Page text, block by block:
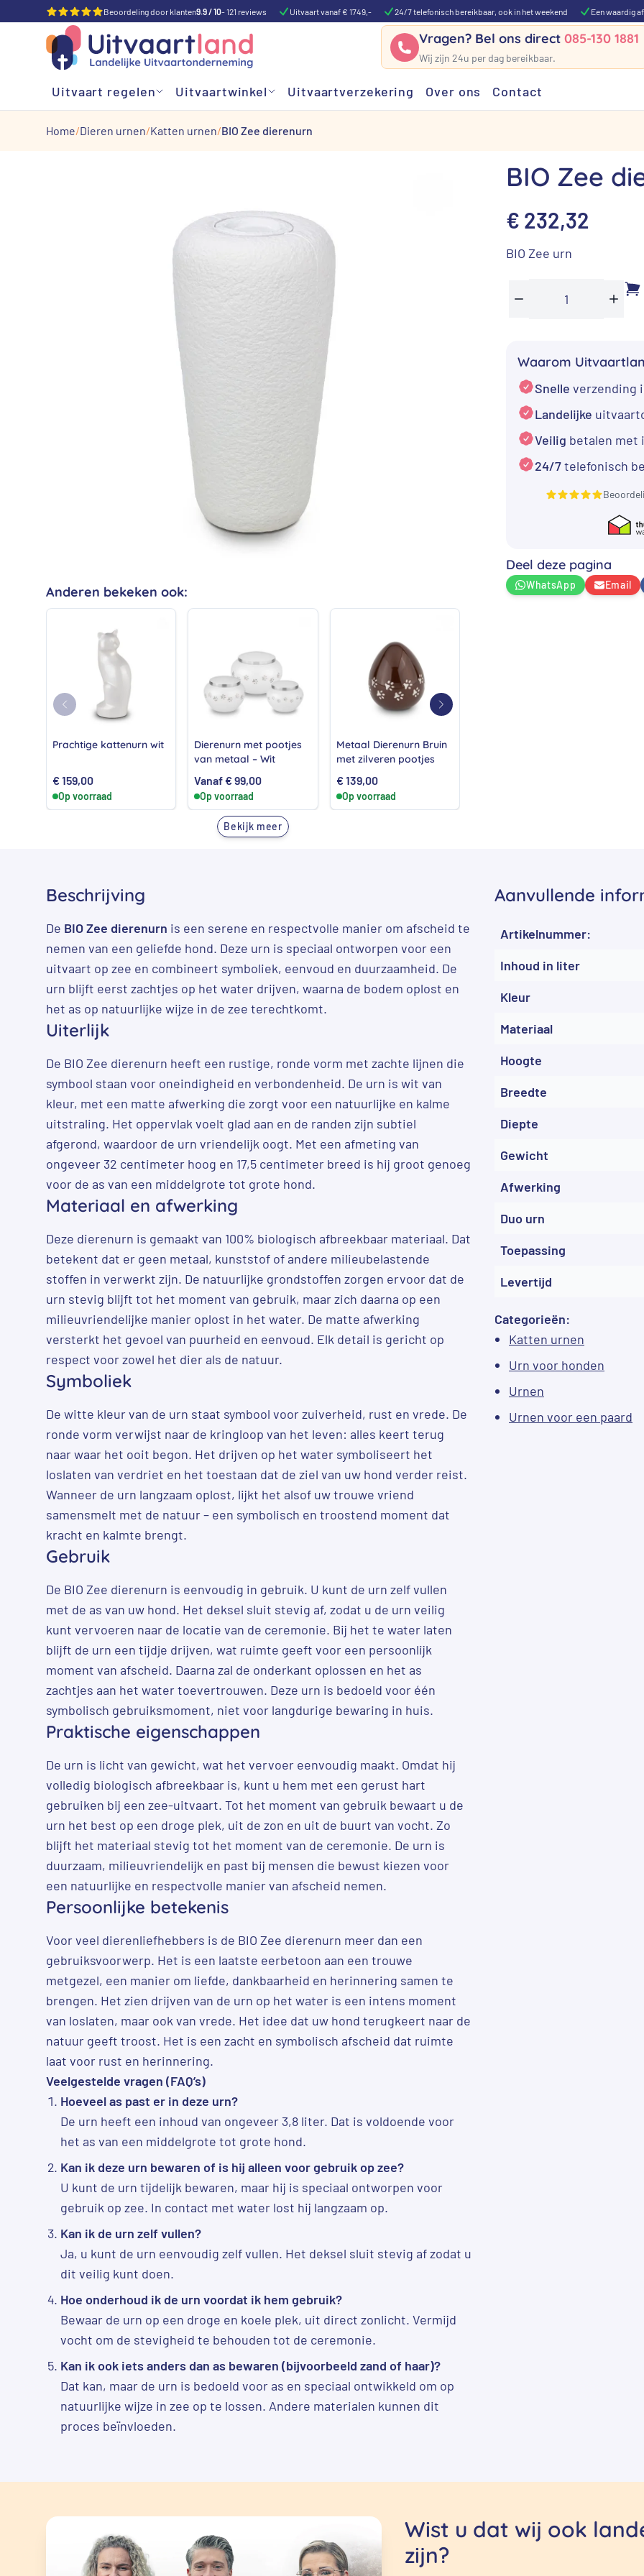
Beoordeling door klanten9.9 / 10- 121 reviews Uitvaart vanaf € 1749,- 24/7 telefonisch bereikbaar, ook in het weekend Een waardig
Vragen? Bel ons direct085-130 1881
Wij zijn 24u per dag bereikbaar.
Uitvaart regelen Uitvaartwinkel Uitvaartverzekering Over ons Contact
Home Dieren urnen Katten urnen BIO Zee dierenurn
Anderen bekeken ook:
Prachtige kattenurn wit
€159,00
Op voorraad
Dierenurn met pootjes
van metaal – Wit
Vanaf €99,00
Op voorraad
Metaal Dierenurn Bruin
met zilveren pootjes
€139,00
Op voorraad
Bekijk meer
BIO Zee
€ 232,32
BIO Zee urn
aantal
Waarom
Snelle verzending
Landelijke
Veilig betalen met
24/7telefonisch
Deel deze pagina
WhatsApp Email
Beschrijving
De BIO Zee dierenurn is een serene en respectvolle manier om afscheid te
nemen van een geliefde hond. Deze urn is speciaal ontworpen voor een
uitvaart op zee en combineert symboliek, eenvoud en duurzaamheid. De
urn blijft eerst zachtjes op het water drijven, waarna de bodem oplost en
het as op natuurlijke wijze in de zee terechtkomt.
Uiterlijk
De BIO Zee dierenurn heeft een rustige, ronde vorm met zachte lijnen die
symbool staan voor oneindigheid en verbondenheid. De urn is wit van
kleur, met een matte afwerking die zorgt voor een natuurlijke en kalme
uitstraling. Het oppervlak voelt glad aan en de randen zijn subtiel
afgerond, waardoor de urn vriendelijk oogt. Met een afmeting van
ongeveer 32 centimeter hoog en 17,5 centimeter breed is hij groot genoeg
voor de as van een middelgrote tot grote hond.
Materiaal en afwerking
Deze dierenurn is gemaakt van 100% biologisch afbreekbaar materiaal. Dat
betekent dat er geen metaal, kunststof of andere milieubelastende
stoffen in verwerkt zijn. De natuurlijke grondstoffen zorgen ervoor dat de
urn stevig blijft tot het moment van gebruik, maar zich daarna op een
milieuvriendelijke manier oplost in het water. De matte afwerking
versterkt het gevoel van puurheid en eenvoud. Elk detail is gericht op
respect voor zowel het dier als de natuur.
Symboliek
De witte kleur van de urn staat symbool voor zuiverheid, rust en vrede. De
ronde vorm verwijst naar de kringloop van het leven: alles keert terug
naar waar het ooit begon. Het drijven op het water symboliseert het
loslaten van verdriet en het toestaan dat de ziel van uw hond verder reist.
Wanneer de urn langzaam oplost, lijkt het alsof uw trouwe vriend
samensmelt met de natuur – een symbolisch en troostend moment dat
kracht en kalmte brengt.
Gebruik
De BIO Zee dierenurn is eenvoudig in gebruik. U kunt de urn zelf vullen
met de as van uw hond. Het deksel sluit stevig af, zodat u de urn veilig
kunt vervoeren naar de locatie van de ceremonie. Bij het te water laten
blijft de urn een tijdje drijven, wat ruimte geeft voor een persoonlijk
moment van afscheid. Daarna zal de onderkant oplossen en het as
zachtjes aan het water toevertrouwen. Deze urn is bedoeld voor één
symbolisch gebruiksmoment, niet voor langdurige bewaring in huis.
Praktische eigenschappen
De urn is licht van gewicht, wat het vervoer eenvoudig maakt. Omdat hij
volledig biologisch afbreekbaar is, kunt u hem met een gerust hart
gebruiken bij een zee-uitvaart. Tot het moment van gebruik bewaart u de
urn het best op een droge plek, uit de zon en uit de buurt van vocht. Zo
blijft het materiaal stevig tot het moment van de ceremonie. De urn is
duurzaam, milieuvriendelijk en past bij mensen die bewust kiezen voor
een natuurlijke en respectvolle manier van afscheid nemen.
Persoonlijke betekenis
Voor veel dierenliefhebbers is de BIO Zee dierenurn meer dan een
gebruiksvoorwerp. Het is een laatste eerbetoon aan een trouwe
metgezel, een manier om liefde, dankbaarheid en herinnering samen te
brengen. Het zien drijven van de urn op het water is een intens moment
van loslaten, maar ook van vrede. Het idee dat uw hond terugkeert naar de
natuur geeft troost. Het is een zacht en symbolisch afscheid dat ruimte
laat voor rust en herinnering.
Veelgestelde vragen (FAQ’s)
Hoeveel as past er in deze urn?
De urn heeft een inhoud van ongeveer 3,8 liter. Dat is voldoende voor
het as van een middelgrote tot grote hond.
Kan ik deze urn bewaren of is hij alleen voor gebruik op zee?
U kunt de urn tijdelijk bewaren, maar hij is speciaal ontworpen voor
gebruik op zee. In contact met water lost hij langzaam op.
Kan ik de urn zelf vullen?
Ja, u kunt de urn eenvoudig zelf vullen. Het deksel sluit stevig af zodat u
dit veilig kunt doen.
Hoe onderhoud ik de urn voordat ik hem gebruik?
Bewaar de urn op een droge en koele plek, uit direct zonlicht. Vermijd
vocht om de stevigheid te behouden tot de ceremonie.
Kan ik ook iets anders dan as bewaren (bijvoorbeeld zand of haar)?
Dat kan, maar de urn is bedoeld voor as en speciaal ontwikkeld om op
natuurlijke wijze in zee op te lossen. Andere materialen kunnen dit
proces beïnvloeden.
Aanvullende
Artikelnummer:
Inhoud in liter
Kleur
Materiaal
Hoogte
Breedte
Diepte
Gewicht
Afwerking
Duo urn
Toepassing
Levertijd
Categorieën:
Katten urnen
Urn voor honden
Urnen
Urnen voor een paard
Wist u dat wij ook
zijn?